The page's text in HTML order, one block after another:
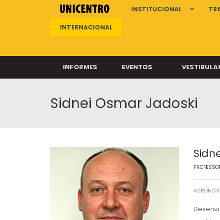
INSTITUCIONAL
INTERNACIONAL
INFORMES EVENTOS
Sidnei Osmar Jadoski